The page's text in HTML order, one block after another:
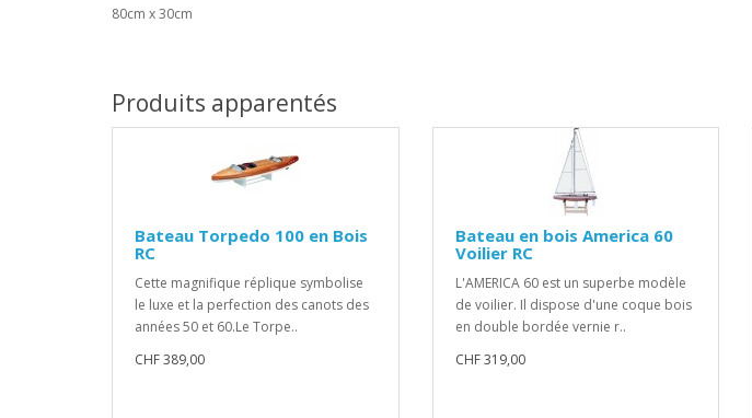
80cm x 30cm
Produits apparentés
Bateau Torpedo 100 en Bois
RC
Cette magnifique réplique symbolise
le luxe et la perfection des canots des
années 50 et 60.Le Torpe..
CHF 389,00
Bateau en bois America 60
Voilier RC
L'AMERICA 60 est un superbe modèle
de voilier. Il dispose d'une coque bois
en double bordée vernie r..
CHF 319,00